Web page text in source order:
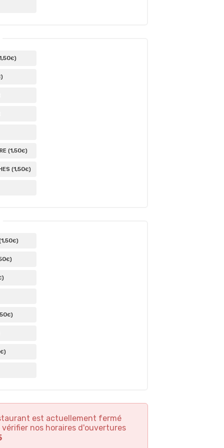
,50€)
)
(1,50€)
(1,50€)
1,50€)
€)
)
€)
€)
est actuellement fermé
vérifier nos horaires d'ouvertures